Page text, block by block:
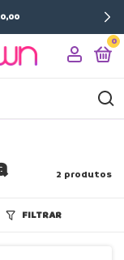
0
2 produtos
FILTRAR